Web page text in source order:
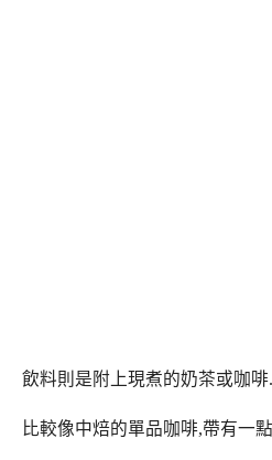
飲料則是附上現煮的奶茶或咖
比較像中焙的單品咖啡,帶有一